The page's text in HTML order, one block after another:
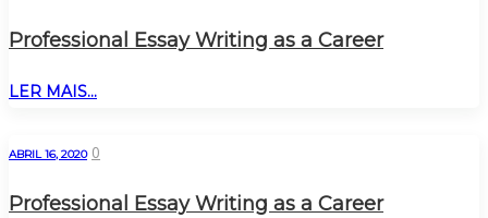
Professional Essay Writing as a Career
LER MAIS...
ABRIL 16, 2020 0
Professional Essay Writing as a Career